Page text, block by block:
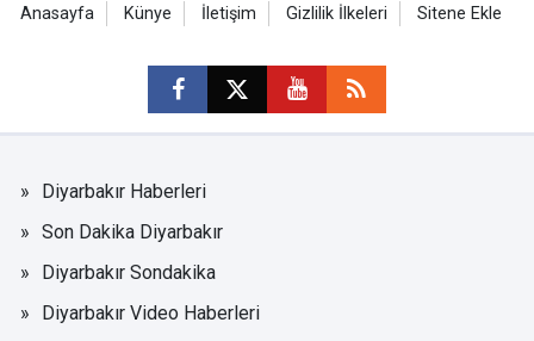
Anasayfa Künye İletişim Gizlilik İlkeleri Sitene Ekle
Diyarbakır Haberleri
Son Dakika Diyarbakır
Diyarbakır Sondakika
Diyarbakır Video Haberleri